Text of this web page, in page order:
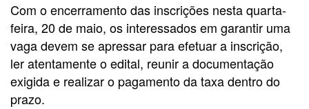
Com o encerramento das inscrições nesta quarta-
feira, 20 de maio, os interessados em garantir uma
vaga devem se apressar para efetuar a inscrição,
ler atentamente o edital, reunir a documentação
exigida e realizar o pagamento da taxa dentro do
prazo.